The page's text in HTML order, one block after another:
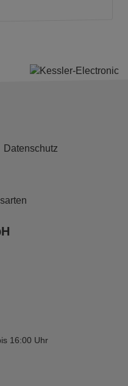
Datenschutz
16:00 Uhr